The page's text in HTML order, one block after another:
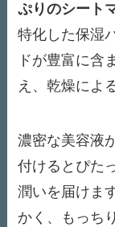
ぷりのシート
特化した保湿
ドが豊富に含
え、乾燥によ
濃密な美容液
付けるとぴた
潤いを届けま
かく、もっち